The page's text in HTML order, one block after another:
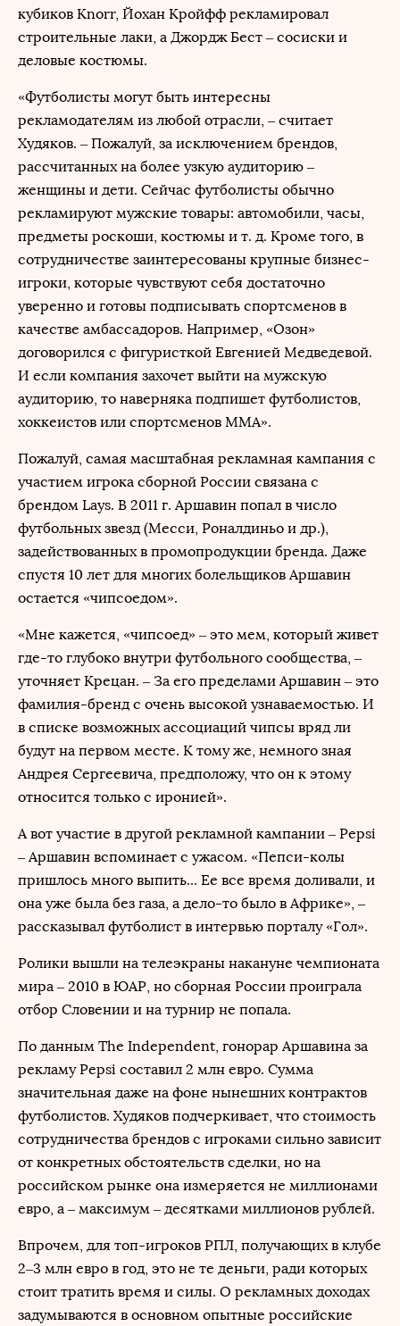
кубиков Knorr, Йохан Кройфф рекламировал
строительные лаки, а Джордж Бест – сосиски и
деловые костюмы.
«Футболисты могут быть интересны
рекламодателям из любой отрасли, – считает
Худяков. – Пожалуй, за исключением брендов,
рассчитанных на более узкую аудиторию –
женщины и дети. Сейчас футболисты обычно
рекламируют мужские товары: автомобили, часы,
предметы роскоши, костюмы и т. д. Кроме того, в
сотрудничестве заинтересованы крупные бизнес-
игроки, которые чувствуют себя достаточно
уверенно и готовы подписывать спортсменов в
качестве амбассадоров. Например, «Озон»
договорился с фигуристкой Евгенией Медведевой.
И если компания захочет выйти на мужскую
аудиторию, то наверняка подпишет футболистов,
хоккеистов или спортсменов ММА».
Пожалуй, самая масштабная рекламная кампания с
участием игрока сборной России связана с
брендом Lays. В 2011 г. Аршавин попал в число
футбольных звезд (Месси, Роналдиньо и др.),
задействованных в промопродукции бренда. Даже
спустя 10 лет для многих болельщиков Аршавин
остается «чипсоедом».
«Мне кажется, «чипсоед» – это мем, который живет
где-то глубоко внутри футбольного сообщества, –
уточняет Крецан. – За его пределами Аршавин – это
фамилия-бренд с очень высокой узнаваемостью. И
в списке возможных ассоциаций чипсы вряд ли
будут на первом месте. К тому же, немного зная
Андрея Сергеевича, предположу, что он к этому
относится только с иронией».
А вот участие в другой рекламной кампании – Pepsi
– Аршавин вспоминает с ужасом. «Пепси-колы
пришлось много выпить... Ее все время доливали, и
она уже была без газа, а дело-то было в Африке», –
рассказывал футболист в интервью порталу «Гол».
Ролики вышли на телеэкраны накануне чемпионата
мира – 2010 в ЮАР, но сборная России проиграла
отбор Словении и на турнир не попала.
По данным The Independent, гонорар Аршавина за
рекламу Pepsi составил 2 млн евро. Сумма
значительная даже на фоне нынешних контрактов
футболистов. Худяков подчеркивает, что стоимость
сотрудничества брендов с игроками сильно зависит
от конкретных обстоятельств сделки, но на
российском рынке она измеряется не миллионами
евро, а – максимум – десятками миллионов рублей.
Впрочем, для топ-игроков РПЛ, получающих в клубе
2–3 млн евро в год, это не те деньги, ради которых
стоит тратить время и силы. О рекламных доходах
задумываются в основном опытные российские